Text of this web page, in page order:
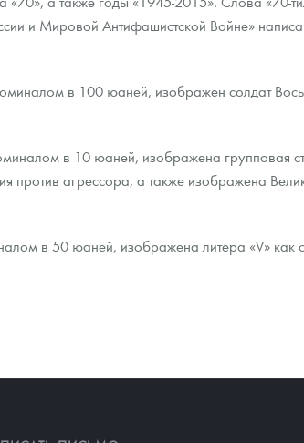
и Мировой Антифашистской Войне»
в 100 юаней, изображен солдат
в 10 юаней, изображена групповая
против агрессора, а также изображена
в 50 юаней, изображена литера «V» как